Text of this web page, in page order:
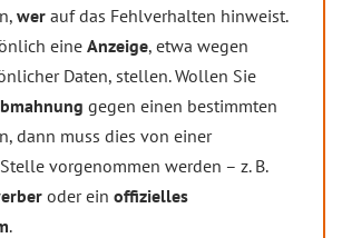
wer auf das Fehlverhalten hinweist.
eine Anzeige, etwa wegen
Daten, stellen. Wollen Sie
gegen einen bestimmten
dann muss dies von einer
Stelle vorgenommen werden – z. B.
oder ein offizielles
.